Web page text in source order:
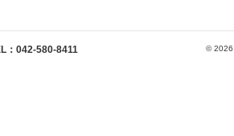
：042-580-8411 © 2026